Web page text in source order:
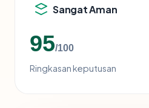
Sangat Aman
95/100
Ringkasan keputusan